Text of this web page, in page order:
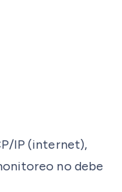
IP (internet),
no debe